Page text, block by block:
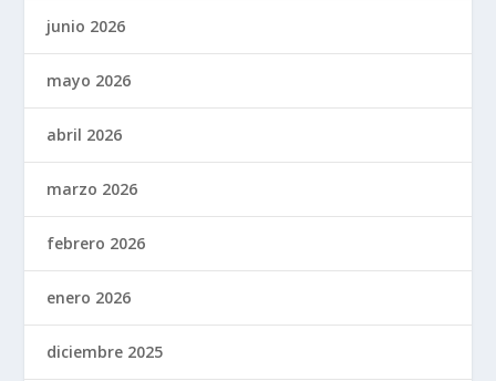
junio 2026
mayo 2026
abril 2026
marzo 2026
febrero 2026
enero 2026
diciembre 2025